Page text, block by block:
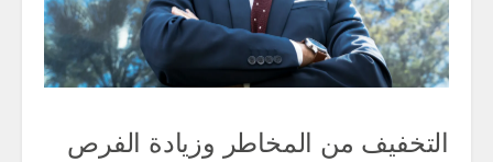
التخفيف من المخاطر وزيادة الفرص